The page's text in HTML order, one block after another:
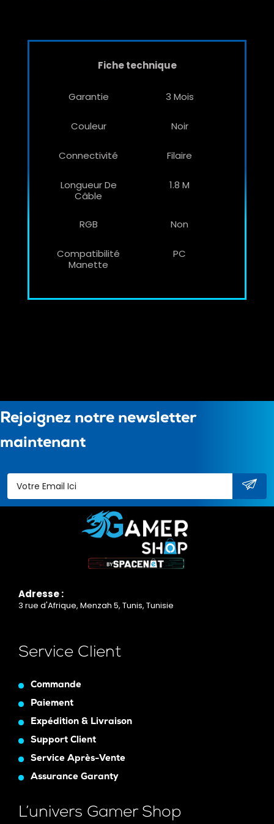
Fiche technique
Garantie 3 Mois
Couleur Noir
Connectivité Filaire
Longueur De
Câble
1.8 M
RGB Non
Compatibilité
Manette
PC
Rejoignez notre newsletter
maintenant
Adresse :
3 rue d'Afrique, Menzah 5, Tunis, Tunisie
Service Client
Commande
Paiement
Expédition & Livraison
Support Client
Service Après-Vente
Assurance Garanty
L’univers Gamer Shop